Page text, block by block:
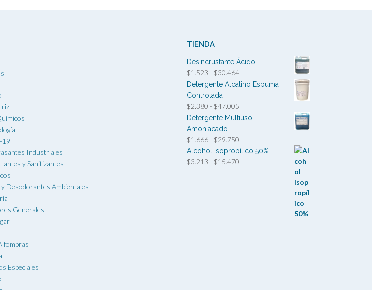
19
Industriales
y Sanitizantes
y Desodorantes Ambientales
Generales
Especiales
TIENDA
Desincrustante Ácido
$1.523 - $30.464Rango
de
$1.523
Detergente Alcalino Espuma
Controlada
$2.380 - $47.005
de
$2.380
Detergente Multiuso
Amoniacado
$1.666 - $29.750
de
Alcohol Isopropílico 50%
$3.213 - $15.470